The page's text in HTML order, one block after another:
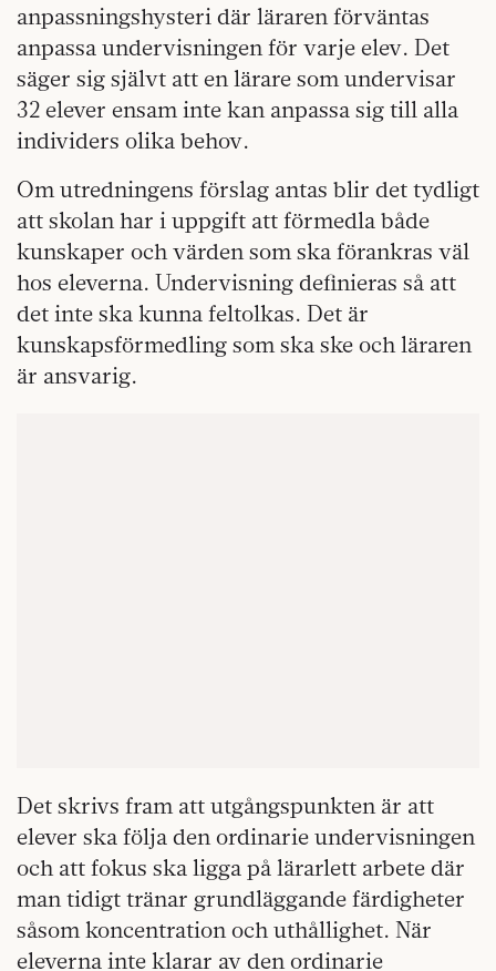
anpassningshysteri där läraren förväntas
anpassa undervisningen för varje elev. Det
säger sig självt att en lärare som undervisar
32 elever ensam inte kan anpassa sig till alla
individers olika behov.
Om utredningens förslag antas blir det tydligt
att skolan har i uppgift att förmedla både
kunskaper och värden som ska förankras väl
hos eleverna. Undervisning definieras så att
det inte ska kunna feltolkas. Det är
kunskapsförmedling som ska ske och läraren
är ansvarig.
Det skrivs fram att utgångspunkten är att
elever ska följa den ordinarie undervisningen
och att fokus ska ligga på lärarlett arbete där
man tidigt tränar grundläggande färdigheter
såsom koncentration och uthållighet. När
eleverna inte klarar av den ordinarie